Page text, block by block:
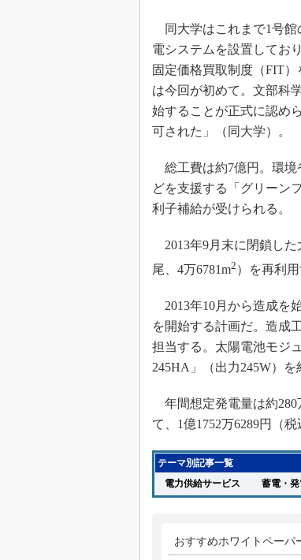
同大学はこれまで1号館
電システムを設置してお
固定価格買取制度（FIT
は今回が初めて。文部科
始することが正式に認め
可された」（同大学）。
総工費は約7億円。環境
どを支援する「グリーン
利子補給が受けられる。
2013年9月末に閉鎖した
尾、4万6781m2 ）を再利用
2013年10月から造成を
を開始する計画だ。造成
担当する。太陽電池モジ
245HA」（出力245W）を
年間想定発電量は約280
て、1億1752万6289円（税
テーマ別記事一覧
電力供給サービス
蓄電・
おすすめホワイトペーパ